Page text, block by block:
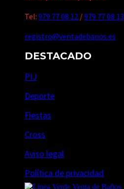
Tel: 979 77 08 12 /979 77 08 13
registro@ventadebanos.es
DESTACADO
PIJ
Deporte
Fiestas
Cross
Aviso legal
Política de privacidad